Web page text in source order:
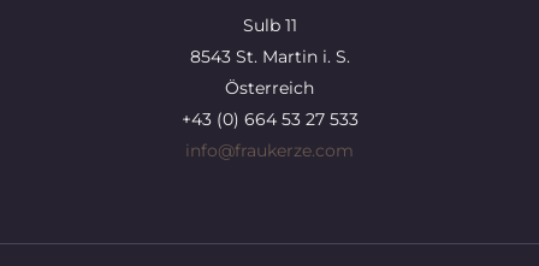
Sulb 11
8543 St. Martin i. S.
Österreich
+43 (0) 664 53 27 533
info@fraukerze.com